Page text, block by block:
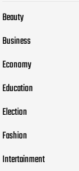
Beauty
Business
Economy
Education
Election
Fashion
Intertainment